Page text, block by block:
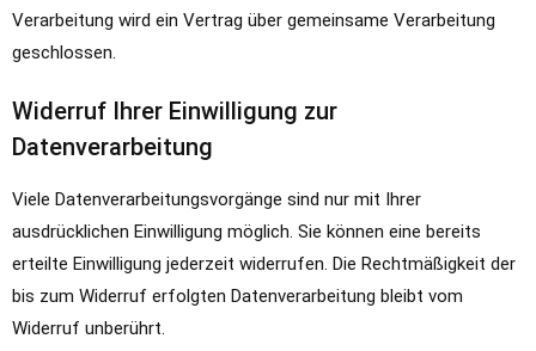
Verarbeitung wird ein Vertrag über gemeinsame Verarbeitung
geschlossen.
Widerruf Ihrer Einwilligung zur
Datenverarbeitung
Viele Datenverarbeitungsvorgänge sind nur mit Ihrer
ausdrücklichen Einwilligung möglich. Sie können eine bereits
erteilte Einwilligung jederzeit widerrufen. Die Rechtmäßigkeit der
bis zum Widerruf erfolgten Datenverarbeitung bleibt vom
Widerruf unberührt.